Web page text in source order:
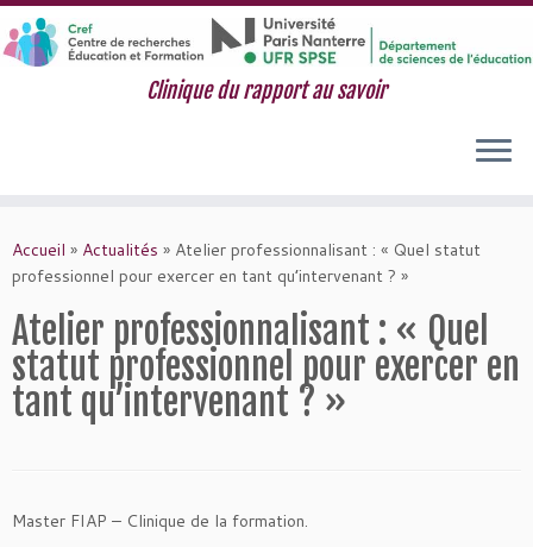
au
contenu
Clinique du rapport au savoir
Accueil » Actualités » Atelier professionnalisant : « Quel statut
professionnel pour exercer en tant qu’intervenant ? »
Atelier professionnalisant : « Quel
statut professionnel pour exercer en
tant qu’intervenant ? »
Master FIAP – Clinique de la formation.